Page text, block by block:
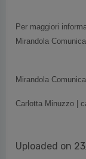
Per maggiori
Mirandola
Mirandola
Carlotta Minuzzo |
Uploaded on